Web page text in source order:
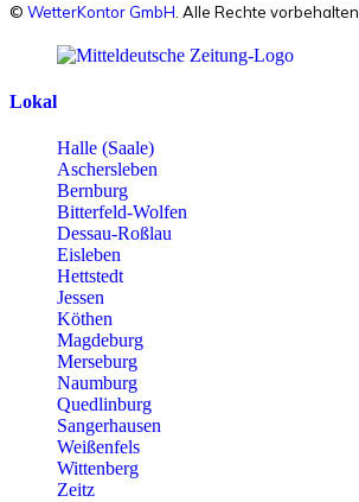
© WetterKontor GmbH . Alle Rechte vorbehalten
Lokal
Halle (Saale)
Aschersleben
Bernburg
Bitterfeld-Wolfen
Dessau-Roßlau
Eisleben
Hettstedt
Jessen
Köthen
Magdeburg
Merseburg
Naumburg
Quedlinburg
Sangerhausen
Weißenfels
Wittenberg
Zeitz